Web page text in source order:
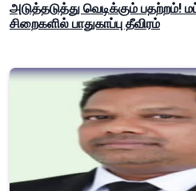
அடுத்தடுத்து வெடிக்கும் பதற்றம்!
சிறைகளில் பாதுகாப்பு தீவிரம்